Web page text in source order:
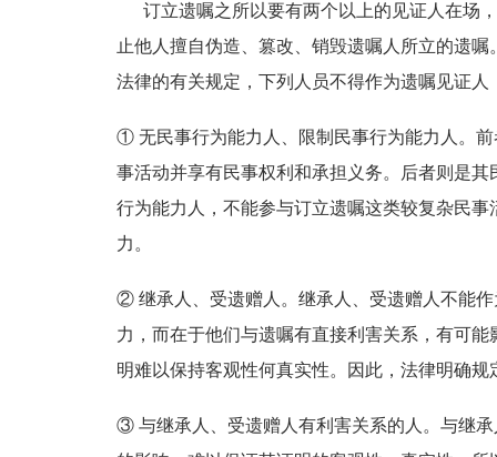
订立遗嘱之所以要有两个以上的见证人在场
止他人擅自伪造、篡改、销毁遗嘱人所立的遗
法律的有关规定，下列人员不得作为遗嘱见证人
① 无民事行为能力人、限制民事行为能力人。
事活动并享有民事权利和承担义务。后者则是
行为能力人，不能参与订立遗嘱这类较复杂民
力。
② 继承人、受遗赠人。继承人、受遗赠人不能
力，而在于他们与遗嘱有直接利害关系，有可
明难以保持客观性何真实性。因此，法律明确
③ 与继承人、受遗赠人有利害关系的人。与继